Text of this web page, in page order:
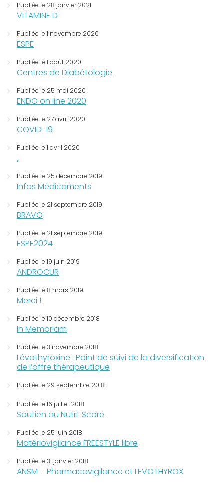
Publiée le 28 janvier 2021
VITAMINE D
Publiée le 1 novembre 2020
ESPE
Publiée le 1 août 2020
Centres de Diabétologie
Publiée le 25 mai 2020
ENDO on line 2020
Publiée le 27 avril 2020
COVID-19
Publiée le 1 avril 2020
.
Publiée le 25 décembre 2019
Infos Médicaments
Publiée le 21 septembre 2019
BRAVO
Publiée le 21 septembre 2019
ESPE2024
Publiée le 19 juin 2019
ANDROCUR
Publiée le 8 mars 2019
Merci !
Publiée le 10 décembre 2018
In Memoriam
Publiée le 3 novembre 2018
Lévothyroxine : Point de suivi de la diversification
de l’offre thérapeutique
Publiée le 29 septembre 2018
Publiée le 16 juillet 2018
Soutien au Nutri-Score
Publiée le 25 juin 2018
Matériovigilance FREESTYLE libre
Publiée le 31 janvier 2018
ANSM – Pharmacovigilance et LEVOTHYROX